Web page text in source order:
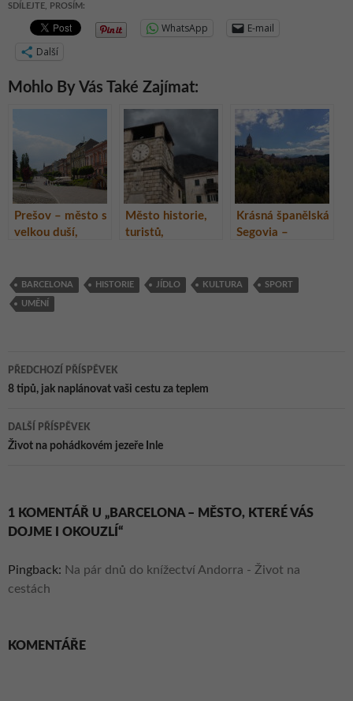
SDÍLEJTE, PROSÍM:
WhatsApp
E-mail
Další
Mohlo By Vás Také Zajímat:
Prešov – město s
velkou duší,
Město historie,
turistů,
Černá Hora
Krásná španělská
Segovia –
akvaduktem bez
BARCELONA HISTORIE JÍDLO KULTURA SPORT
UMĚNÍ
Navigace
pro
příspěvky
PŘEDCHOZÍ PŘÍSPĚVEK
8 tipů, jak naplánovat vaši cestu za teplem
DALŠÍ PŘÍSPĚVEK
Život na pohádkovém jezeře Inle
1 KOMENTÁŘ U „BARCELONA – MĚSTO, KTERÉ VÁS
DOJME I OKOUZLÍ“
Pingback: Na pár dnů do knížectví Andorra - Život na
cestách
KOMENTÁŘE